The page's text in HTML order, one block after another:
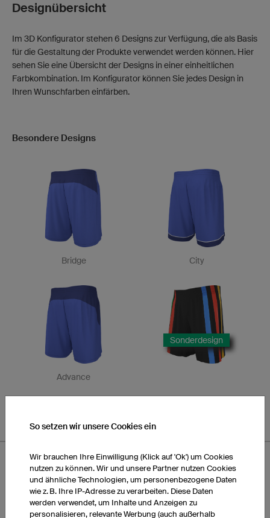
Designübersicht
Im 3D Konfigurator stehen 6 Designs zur Verfügung, die als Basis
für die Gestaltung der Produkte verwendet werden können. Hier
sehen Sie eine Übersicht der Designs in einer einheitlichen
Farbkombination. Im Konfigurator können Sie jedes Design in
Ihren Wunschfarben einfärben.
Besondere Designs
Bridge City
Advance
Sonderdesign
owayo Designs Hose FP3 Basic
So setzen wir unsere Cookies ein
Wir brauchen Ihre Einwilligung (Klick auf 'Ok') um Cookies
nutzen zu können. Wir und unsere Partner nutzen Cookies
und ähnliche Technologien, um personenbezogene Daten
wie z. B. Ihre IP-Adresse zu verarbeiten. Diese Daten
werden verwendet, um Inhalte und Anzeigen zu
personalisieren, relevante Werbung (auch außerhalb